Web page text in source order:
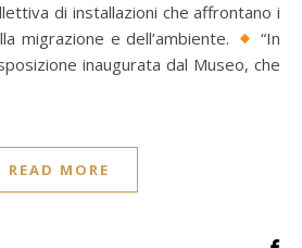
di installazioni che affrontano i
migrazione e dell’ambiente.
“In
inaugurata dal Museo, che
READ MORE